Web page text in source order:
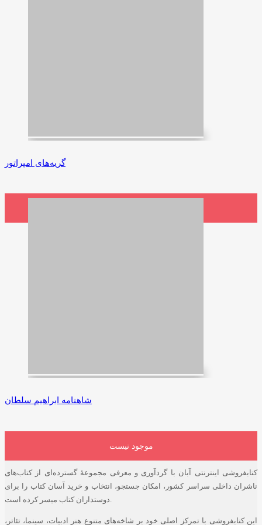
گریه‌های امپراتور
شاهنامه ابراهیم سلطان
موجود نیست
کتابفروشی اینترنتی آبان با گردآوری و معرفی مجموعۀ گسترده‌ای از کتاب‌های
ناشران داخلی سراسر کشور، امکان جستجو، انتخاب و خرید آسان کتاب را برای
دوستداران کتاب میسر کرده است.
این کتابفروشی با تمرکز اصلی خود بر شاخه‌های متنوع هنر ادبیات، سینما، تئاتر،